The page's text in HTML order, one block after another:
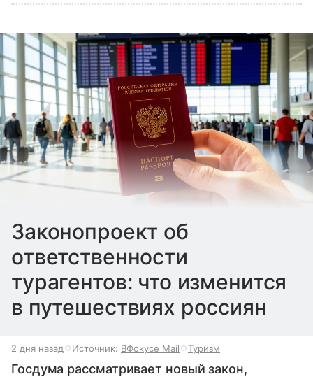
Законопроект об
ответственности
турагентов: что изменится
в путешествиях россиян
2 дня назад Источник: ВФокусе Mail Туризм
Госдума рассматривает новый закон,